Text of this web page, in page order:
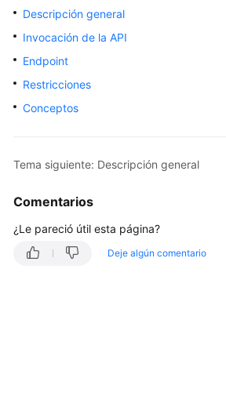
iniciales
Guía
usuario
de
API
Antes
de
Descripción general
Invocación de la API
Endpoint
Restricciones
Conceptos
Tema siguiente: Descripción general
Comentarios
¿Le pareció útil esta página?
Deje algún comentario